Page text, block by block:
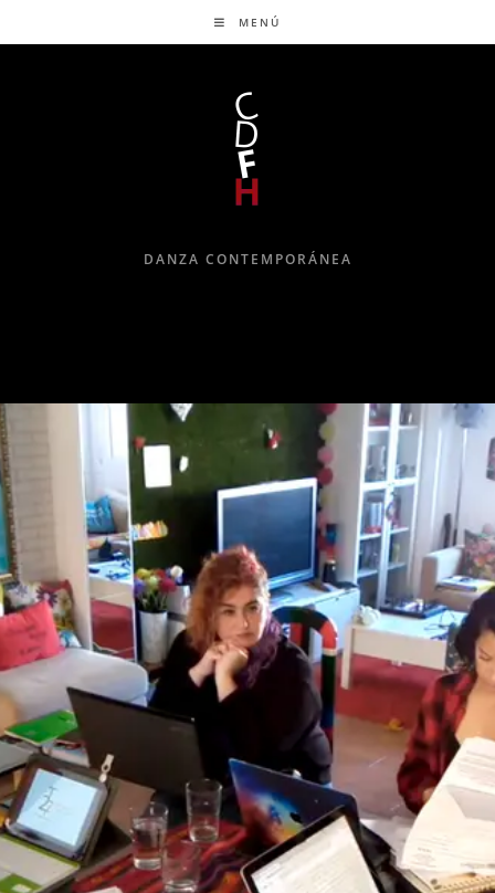
MENÚ
DANZA CONTEMPORÁNEA